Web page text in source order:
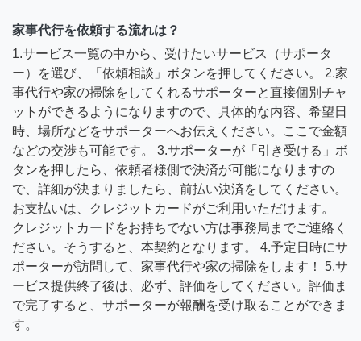
家事代行を依頼する流れは？
1.サービス一覧の中から、受けたいサービス（サポータ
ー）を選び、「依頼相談」ボタンを押してください。 2.家
事代行や家の掃除をしてくれるサポーターと直接個別チャ
ットができるようになりますので、具体的な内容、希望日
時、場所などをサポーターへお伝えください。ここで金額
などの交渉も可能です。 3.サポーターが「引き受ける」ボ
タンを押したら、依頼者様側で決済が可能になりますの
で、詳細が決まりましたら、前払い決済をしてください。
お支払いは、クレジットカードがご利用いただけます。
クレジットカードをお持ちでない方は事務局までご連絡く
ださい。そうすると、本契約となります。 4.予定日時にサ
ポーターが訪問して、家事代行や家の掃除をします！ 5.サ
ービス提供終了後は、必ず、評価をしてください。評価ま
で完了すると、サポーターが報酬を受け取ることができま
す。